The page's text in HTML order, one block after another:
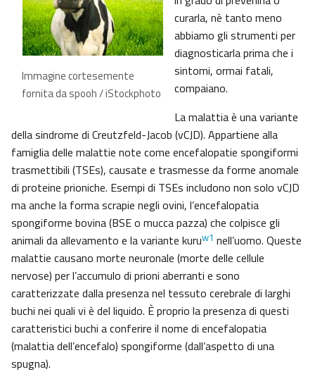
Immagine cortesemente
fornita da spooh / iStockphoto
curarla, nè tanto meno
abbiamo gli strumenti per
diagnosticarla prima che i
sintomi, ormai fatali,
compaiano.
La malattia è una variante
della sindrome di Creutzfeld-Jacob (vCJD). Appartiene alla
famiglia delle malattie note come encefalopatie spongiformi
trasmettibili (TSEs), causate e trasmesse da forme anomale
di proteine prioniche. Esempi di TSEs includono non solo vCJD
ma anche la forma scrapie negli ovini, l’encefalopatia
spongiforme bovina (BSE o mucca pazza) che colpisce gli
animali da allevamento e la variante kuruw1 nell’uomo. Queste
malattie causano morte neuronale (morte delle cellule
nervose) per l’accumulo di prioni aberranti e sono
caratterizzate dalla presenza nel tessuto cerebrale di larghi
buchi nei quali vi è del liquido. È proprio la presenza di questi
caratteristici buchi a conferire il nome di encefalopatia
(malattia dell’encefalo) spongiforme (dall’aspetto di una
spugna).